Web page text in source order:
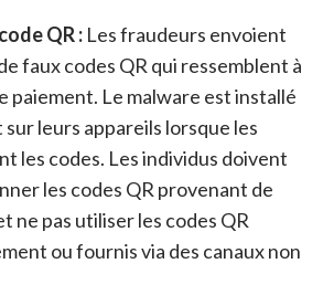
QR : Les fraudeurs envoient
faux codes QR qui ressemblent à
paiement. Le malware est installé
leurs appareils lorsque les
les codes. Les individus doivent
les codes QR provenant de
ne pas utiliser les codes QR
ou fournis via des canaux non